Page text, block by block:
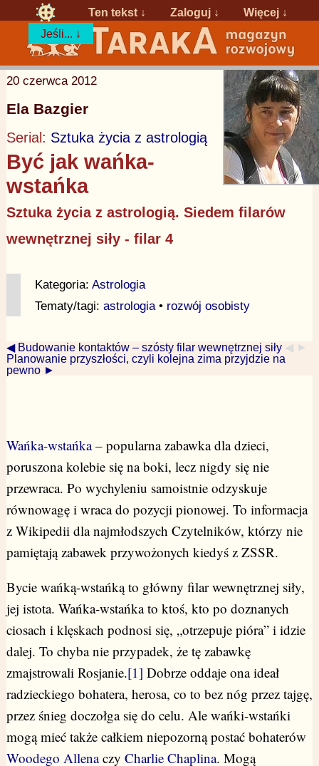
Ten tekst ↓ Zaloguj ↓
Więcej ↓
Jeśli... ↓
20 czerwca 2012
Ela Bazgier
Serial: Sztuka życia z astrologią
Być jak wańka-
wstańka
Sztuka życia z astrologią. Siedem filarów
wewnętrznej siły - filar 4
Kategoria: Astrologia
Tematy/tagi: astrologia• rozwój osobisty
◀ Budowanie kontaktów – szósty filar wewnętrznej siły ◀ ►
Planowanie przyszłości, czyli kolejna zima przyjdzie na
pewno ►
Wańka-wstańka– popularna zabawka dla dzieci,
poruszona kolebie się na boki, lecz nigdy się nie
przewraca. Po wychyleniu samoistnie odzyskuje
równowagę i wraca do pozycji pionowej. To informacja
z Wikipedii dla najmłodszych Czytelników, którzy nie
pamiętają zabawek przywożonych kiedyś z ZSSR.
Bycie wańką-wstańką to główny filar wewnętrznej siły,
jej istota. Wańka-wstańka to ktoś, kto po doznanych
ciosach i klęskach podnosi się, „otrzepuje pióra” i idzie
dalej. To chyba nie przypadek, że tę zabawkę
zmajstrowali Rosjanie.[1] Dobrze oddaje ona ideał
radzieckiego bohatera, herosa, co to bez nóg przez tajgę,
przez śnieg doczołga się do celu. Ale wańki-wstańki
mogą mieć także całkiem niepozorną postać bohaterów
Woodego Allenaczy Charlie Chaplina. Mogą